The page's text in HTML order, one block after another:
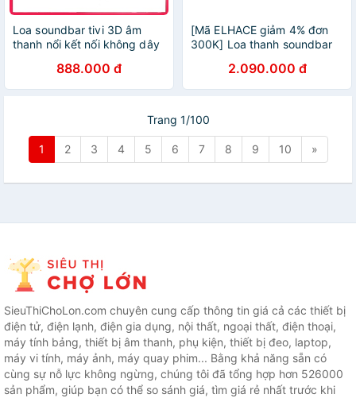
Loa soundbar tivi 3D âm
thanh nổi kết nối không dây
888.000 đ
[Mã ELHACE giảm 4% đơn
300K] Loa thanh soundbar
2.090.000 đ
Trang 1/100
1 2 3 4 5 6 7 8 9 10 »
SieuThiChoLon.com chuyên cung cấp thông tin giá cả các thiết bị
điện tử, điện lạnh, điện gia dụng, nội thất, ngoại thất, điện thoại,
máy tính bảng, thiết bị âm thanh, phụ kiện, thiết bị đeo, laptop,
máy vi tính, máy ảnh, máy quay phim... Bằng khả năng sẵn có
cùng sự nỗ lực không ngừng, chúng tôi đã tổng hợp hơn 526000
sản phẩm, giúp bạn có thể so sánh giá, tìm giá rẻ nhất trước khi